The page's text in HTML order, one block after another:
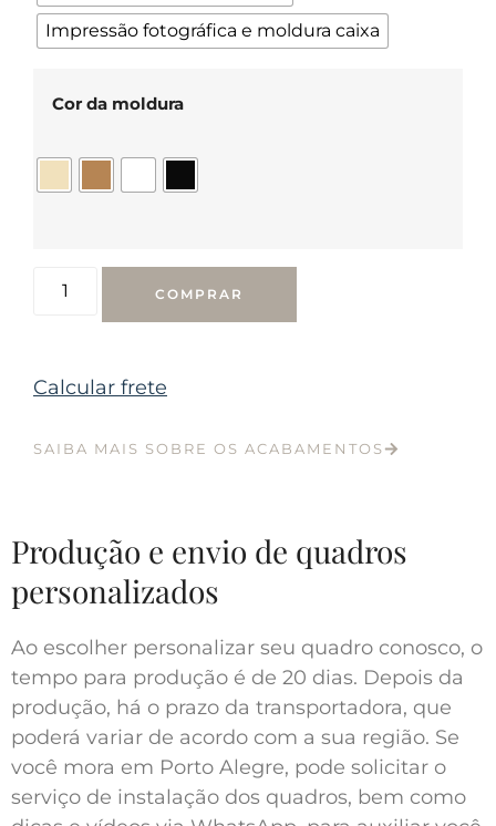
Impressão fotográfica e moldura caixa
Cor da moldura
COMPRAR
Calcular frete
SAIBA MAIS SOBRE OS ACABAMENTOS
Produção e envio de quadros
personalizados
Ao escolher personalizar seu quadro conosco, o
tempo para produção é de 20 dias. Depois da
produção, há o prazo da transportadora, que
poderá variar de acordo com a sua região. Se
você mora em Porto Alegre, pode solicitar o
serviço de instalação dos quadros, bem como